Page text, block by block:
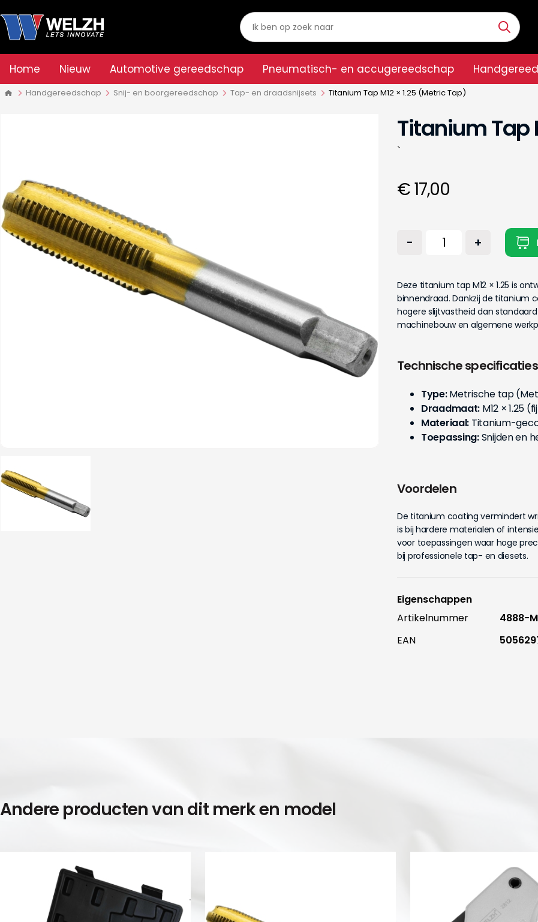
Home Nieuw Automotive gereedschap Pneumatisch- en accugereedschap
Handgereedschap Snij- en boorgereedschap Tap- en draadsnijsets Titanium Tap M12 × 1.25 (Metric Tap)
Titanium Tap
`
€ 17,00
- +
Deze titanium tap M12 × 1.25 is
binnendraad. Dankzij de titanium
hogere slijtvastheid dan
machinebouw en algemene
Technische specificaties
Type:Metrische tap
Draadmaat: M12 × 1.25
Materiaal: Titanium-
Toepassing:Snijden en
Voordelen
De titanium coating vermindert
is bij hardere materialen of
voor toepassingen waar hoge
bij professionele tap- en diesets.
Eigenschappen
Artikelnummer
4888-
EAN
Andere producten van dit merk en model